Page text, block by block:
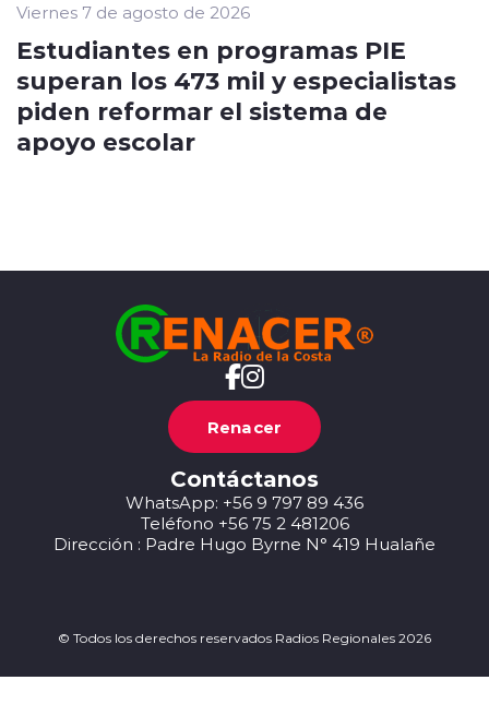
Viernes 7 de agosto de 2026
Estudiantes en programas PIE
superan los 473 mil y especialistas
piden reformar el sistema de
apoyo escolar
Renacer
Contáctanos
WhatsApp: +56 9 797 89 436
Teléfono +56 75 2 481206
Dirección : Padre Hugo Byrne N° 419 Hualañe
© Todos los derechos reservados Radios Regionales 2026